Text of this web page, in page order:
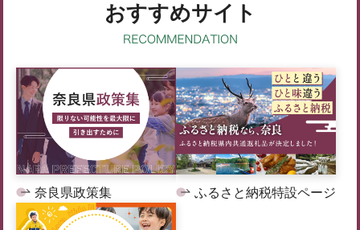
おすすめサイト
奈良県政策集 ふるさと納税特設ページ